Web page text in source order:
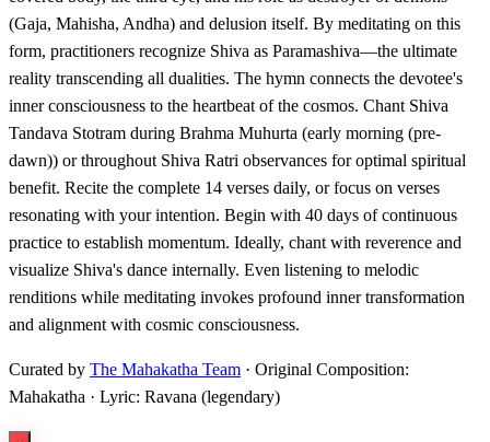
(Gaja, Mahisha, Andha) and delusion itself. By meditating on this
form, practitioners recognize Shiva as Paramashiva—the ultimate
reality transcending all dualities. The hymn connects the devotee's
inner consciousness to the heartbeat of the cosmos. Chant Shiva
Tandava Stotram during Brahma Muhurta (early morning (pre-
dawn)) or throughout Shiva Ratri observances for optimal spiritual
benefit. Recite the complete 14 verses daily, or focus on verses
resonating with your intention. Begin with 40 days of continuous
practice to establish momentum. Ideally, chant with reverence and
visualize Shiva's dance internally. Even listening to melodic
renditions while meditating invokes profound inner transformation
and alignment with cosmic consciousness.
Curated by The Mahakatha Team · Original Composition:
Mahakatha · Lyric: Ravana (legendary)